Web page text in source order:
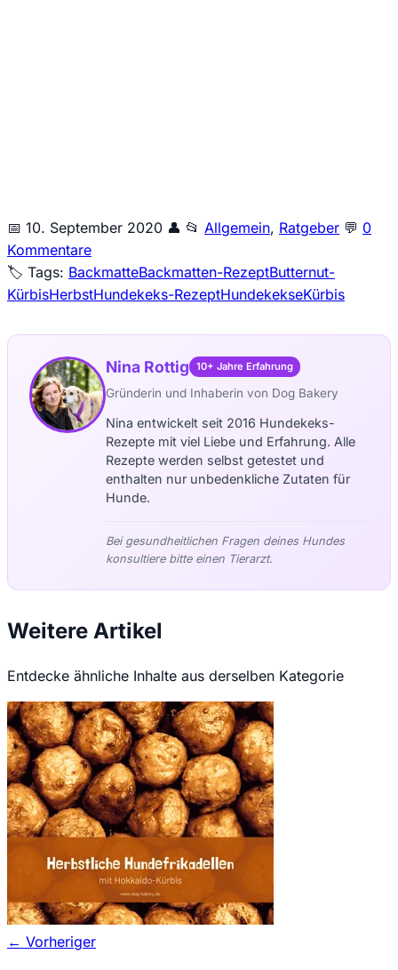
📅 10. September 2020 👤 📂 Allgemein, Ratgeber 💬 0
Kommentare
🏷️ Tags: BackmatteBackmatten-RezeptButternut-
KürbisHerbstHundekeks-RezeptHundekekseKürbis
Nina Rottig 10+ Jahre Erfahrung
Gründerin und Inhaberin von Dog Bakery
Nina entwickelt seit 2016 Hundekeks-
Rezepte mit viel Liebe und Erfahrung. Alle
Rezepte werden selbst getestet und
enthalten nur unbedenkliche Zutaten für
Hunde.
Bei gesundheitlichen Fragen deines Hundes
konsultiere bitte einen Tierarzt.
Weitere Artikel
Entdecke ähnliche Inhalte aus derselben Kategorie
← Vorheriger